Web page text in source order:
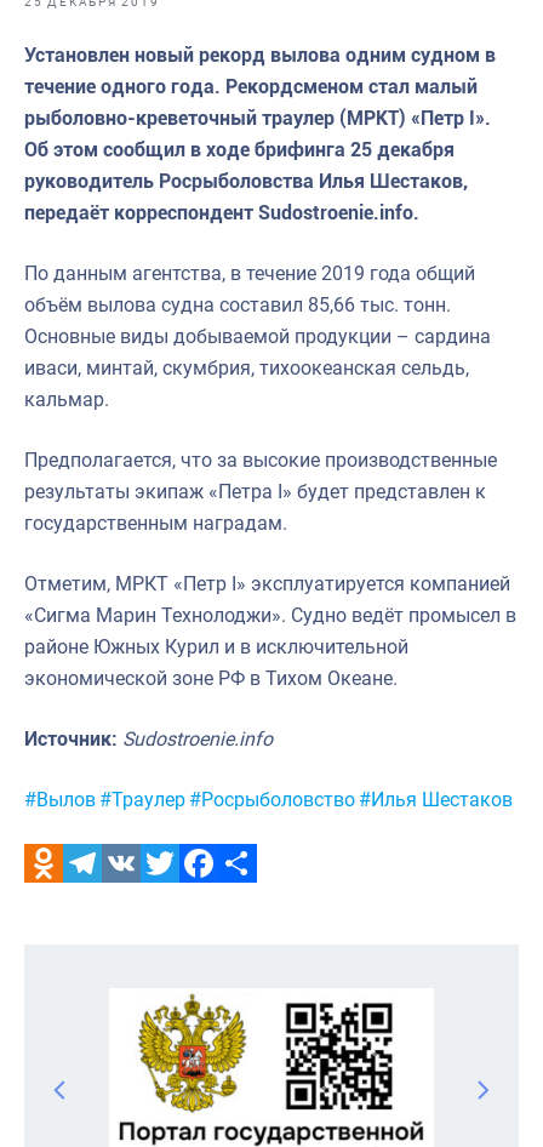
Выставки и конференции
Научно-практическая литература
Рыбоохрана России
Укрепление духовно-нравственных ценностей
События в России и мире
Установлен новый рекорд вылова одним судном в
течение одного года. Рекордсменом стал малый
рыболовно-креветочный траулер (МРКТ) «Петр I».
Об этом сообщил в ходе брифинга 25 декабря
руководитель Росрыболовства Илья Шестаков,
передаёт корреспондент Sudostroenie.info.
По данным агентства, в течение 2019 года общий
объём вылова судна составил 85,66 тыс. тонн.
Основные виды добываемой продукции – сардина
иваси, минтай, скумбрия, тихоокеанская сельдь,
кальмар.
Предполагается, что за высокие производственные
результаты экипаж «Петра I» будет представлен к
государственным наградам.
Отметим, МРКТ «Петр I» эксплуатируется компанией
«Сигма Марин Технолоджи». Судно ведёт промысел в
районе Южных Курил и в исключительной
экономической зоне РФ в Тихом Океане.
Источник: Sudostroenie.info
Метки:
#Вылов #Траулер #Росрыболовство #Илья Шестаков